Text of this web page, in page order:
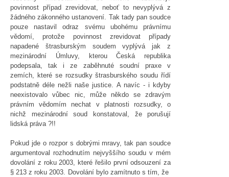
povinnost případ zrevidovat, neboť to nevyplývá z
žádného zákonného ustanovení. Tak tady pan soudce
pouze nastavil odraz svému ubohému právnímu
vědomí, protože povinnost zrevidovat případy
napadené štrasburským soudem vyplývá jak z
mezinárodní Úmluvy, kterou Česká republika
podepsala, tak i ze zaběhnuté soudní praxe v
zemích, které se rozsudky štrasburského soudu řídí
podstatně déle nežli naše justice. A navíc - i kdyby
neexistovalo vůbec nic, může někdo se zdravým
právním vědomím nechat v platnosti rozsudky, o
nichž mezinárodní soud konstatoval, že porušují
lidská práva ?!!
Pokud jde o rozpor s dobrými mravy, tak pan soudce
argumentoval rozhodnutím nejvyššího soudu v mém
dovolání z roku 2003, které řešilo první odsouzení za
§ 213 z roku 2003. Dovolání bylo zamítnuto s tím, že